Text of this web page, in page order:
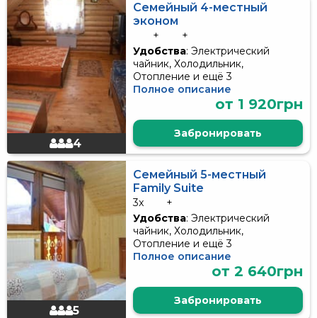
4
Семейный 4-местный
эконом
+
+
Удобства: Электрический
чайник, Холодильник,
Отопление и ещё 3
Полное описание
от 1 920грн
Забронировать
5
Семейный 5-местный
Family Suite
3x
+
Удобства: Электрический
чайник, Холодильник,
Отопление и ещё 3
Полное описание
от 2 640грн
Забронировать